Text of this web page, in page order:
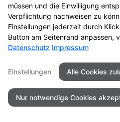
© 2026
müssen und die Einwilligung
Verpflichtung nachweisen zu
Einstellungen jederzeit durch
Button am Seitenrand anpassen,
Datenschutz Impressum
Einstellungen Alle Cookies
Nur notwendige Cookies